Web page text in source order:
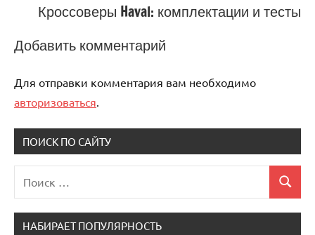
Кроссоверы Haval: комплектации и тесты
Добавить комментарий
Для отправки комментария вам необходимо
авторизоваться
ПОИСК ПО САЙТУ
для:
Поиск
НАБИРАЕТ ПОПУЛЯРНОСТЬ